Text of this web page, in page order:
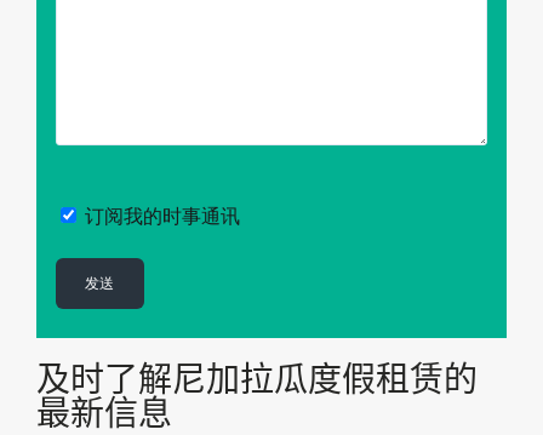
订阅我的时事通讯
及时了解尼加拉瓜度假租赁的
最新信息